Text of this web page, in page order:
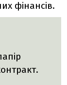
фінансів.